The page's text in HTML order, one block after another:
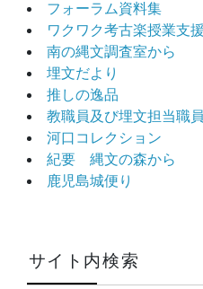
フォーラム資料集
ワクワク考古楽授業支
南の縄文調査室から
埋文だより
推しの逸品
教職員及び埋文担当職
河口コレクション
紀要 縄文の森から
鹿児島城便り
サイト内検索